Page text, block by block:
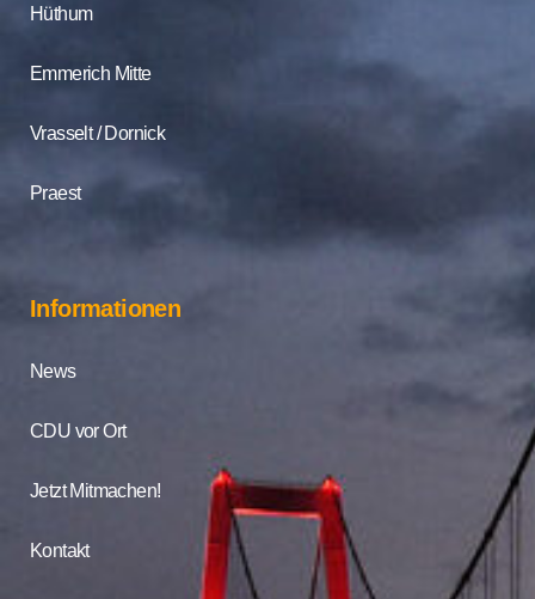
Hüthum
Emmerich Mitte
Vrasselt / Dornick
Praest
Informationen
News
CDU vor Ort
Jetzt Mitmachen!
Kontakt